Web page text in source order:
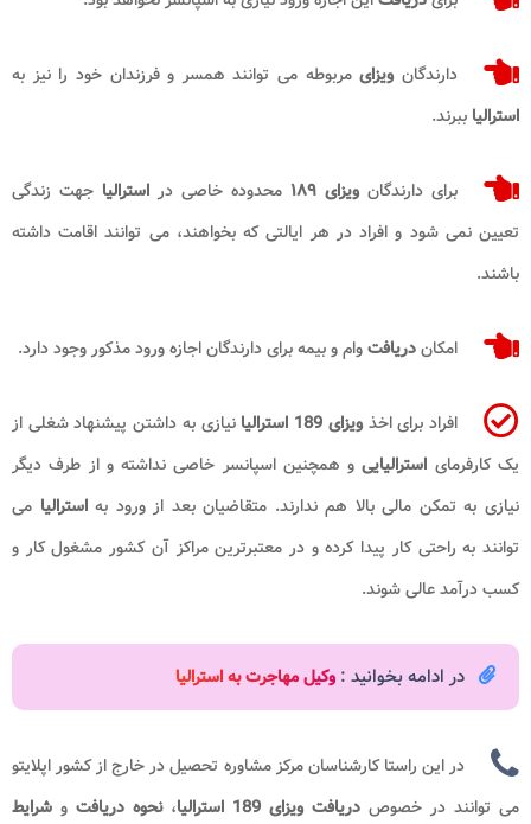
دارندگان ویزایمربوطه می توانند همسر و فرزندان خود را نیز به
استرالیاببرند.
برای دارندگان ویزای ۱۸۹ محدوده خاصی در استرالیا جهت زندگی
تعیین نمی شود و افراد در هر ایالتی که بخواهند، می توانند اقامت داشته
باشند.
امکاندریافتوام و بیمه برای دارندگان اجازه ورود مذکور وجود دارد.
افراد برای اخذویزای 189 استرالیا
نیازی به داشتن پیشنهاد شغلی از
یک کارفرمای استرالیاییو همچنین اسپانسر خاصی نداشته و از طرف دیگر
نیازی به تمکن مالی بالا هم ندارند. متقاضیان بعد از ورود به استرالیا می
توانند به راحتی کار پیدا کرده و در معتبرترین مراکز آن کشور مشغول کار و
کسب درآمد عالی شوند.
در ادامه بخوانید :وکیل مهاجرت به استرالیا
در این راستا کارشناسان مرکز مشاوره تحصیل در خارج از کشور اپلایتو
می توانند در خصوص دریافت ویزای 189 استرالیا ، نحوه دریافتو شرایط